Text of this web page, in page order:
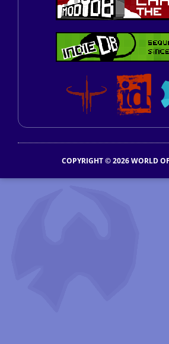
COPYRIGHT © 2026 WORLD